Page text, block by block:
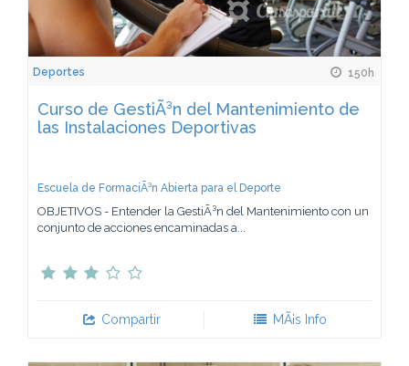
Deportes 150h
Curso de GestiÃ³n del Mantenimiento de
las Instalaciones Deportivas
Escuela de FormaciÃ³n Abierta para el Deporte
OBJETIVOS - Entender la GestiÃ³n del Mantenimiento con un
conjunto de acciones encaminadas a...
Compartir MÃ¡s Info